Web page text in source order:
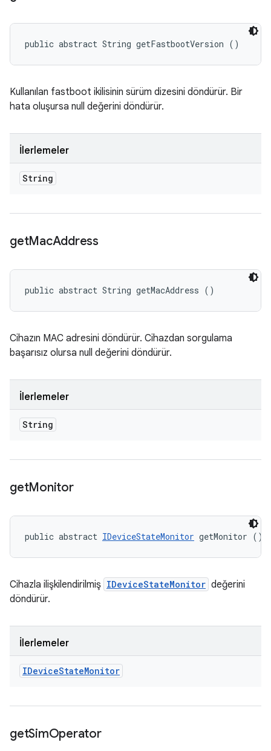
public abstract String getFastbootVersion ()
Kullanılan fastboot ikilisinin sürüm dizesini döndürür. Bir
hata oluşursa null değerini döndürür.
İlerlemeler
String
getMacAddress
public abstract String getMacAddress ()
Cihazın MAC adresini döndürür. Cihazdan sorgulama
başarısız olursa null değerini döndürür.
İlerlemeler
String
getMonitor
public abstract IDeviceStateMonitor getMonitor ()
Cihazla ilişkilendirilmiş IDeviceStateMonitor değerini
döndürür.
İlerlemeler
IDeviceStateMonitor
getSimOperator